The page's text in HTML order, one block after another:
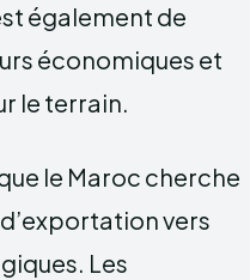
également de
économiques et
le terrain.
le Maroc cherche
vers
Les